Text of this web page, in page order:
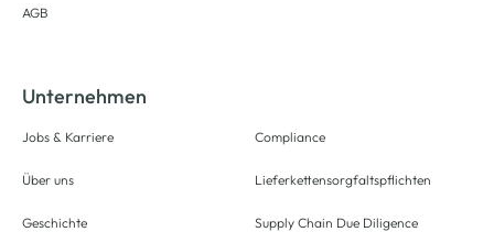
AGB
Unternehmen
Jobs & Karriere
Über uns
Geschichte
Compliance
Lieferkettensorgfaltspflichten
Supply Chain Due Diligence